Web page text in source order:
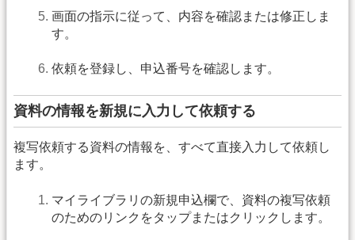
画面の指示に従って、内容を確認または修正しま
す。
依頼を登録し、申込番号を確認します。
資料の情報を新規に入力して依頼する
複写依頼する資料の情報を、すべて直接入力して依頼し
ます。
マイライブラリの新規申込欄で、資料の複写依頼
のためのリンクをタップまたはクリックします。